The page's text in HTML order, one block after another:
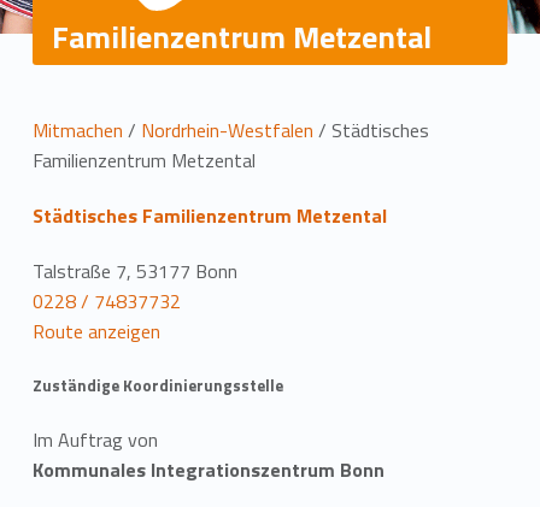
Familienzentrum Metzental
L
o
c
a
t
i
o
n
Mitmachen / Nordrhein-Westfalen / Städtisches
Familienzentrum Metzental
Städtisches Familienzentrum Metzental
Talstraße 7, 53177 Bonn
0228 / 74837732
Route anzeigen
Zuständige Koordinierungsstelle
Im Auftrag von
Kommunales Integrationszentrum Bonn